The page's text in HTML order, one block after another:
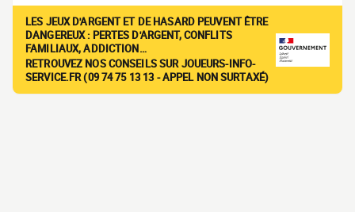
LES JEUX D'ARGENT ET DE HASARD PEUVENT ÊTRE
DANGEREUX : PERTES D'ARGENT, CONFLITS
FAMILIAUX, ADDICTION…
RETROUVEZ NOS CONSEILS SUR JOUEURS-INFO-
SERVICE.FR (09 74 75 13 13 - APPEL NON SURTAXÉ)